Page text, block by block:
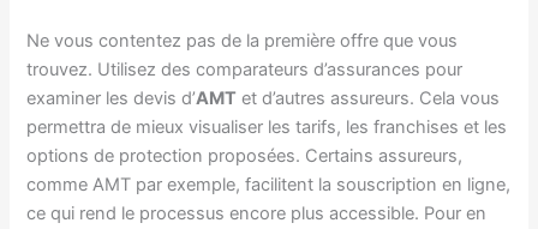
Ne vous contentez pas de la première offre que vous
trouvez. Utilisez des comparateurs d’assurances pour
examiner les devis d’AMT et d’autres assureurs. Cela vous
permettra de mieux visualiser les tarifs, les franchises et les
options de protection proposées. Certains assureurs,
comme AMT par exemple, facilitent la souscription en ligne,
ce qui rend le processus encore plus accessible. Pour en